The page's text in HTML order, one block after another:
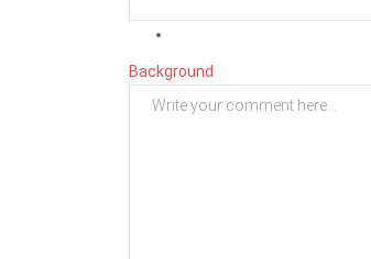
Background